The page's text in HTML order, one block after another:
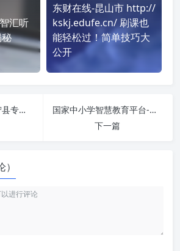
汇听
东财在线-昆山市 http://
kskj.edufe.cn/ 刷课也
能轻松过！简单技巧大
公开
提升学习效率！会宁县专业技术人员继续教育服务平台继续教育服务平台 http://hnx.lllnet.cn/ 刷课方法全揭秘
国家中小学智慧教育平台-保山市2024-2025学年中小学教师全员培训 https://basic.smartedu.cn/training/2025ynbshjpx 课程学习无压力！教你高效刷题技巧
下一篇